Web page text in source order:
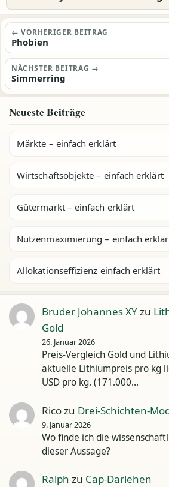
Beitragsnavigation
← VORHERIGER BEITRAG
Phobien
NÄCHSTER BEITRAG →
Simmerring
Neueste Beiträge
Märkte – einfach erklärt
Wirtschaftsobjekte – einfach erklärt
Gütermarkt – einfach erklärt
Nutzenmaximierung – einfach
Allokationseffizienz einfach erklärt
Bruder Johannes XYzu
Gold
26. Januar 2026
Preis-Vergleich Gold und
aktuelle Lithiumpreis pro kg
USD pro kg. (171.000…
Ricozu Drei-Schichten-
9. Januar 2026
Wo finde ich die
dieser Aussage?
Ralph zu Cap-Darlehen